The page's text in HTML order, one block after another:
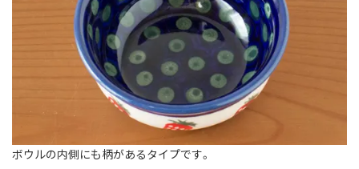
ボウルの内側にも柄があるタイプです。